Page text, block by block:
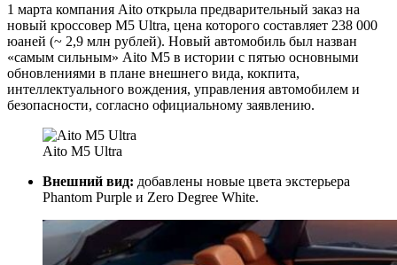
1 марта компания Aito открыла предварительный заказ на
новый кроссовер M5 Ultra, цена которого составляет 238 000
юаней (~ 2,9 млн рублей). Новый автомобиль был назван
«самым сильным» Aito M5 в истории с пятью основными
обновлениями в плане внешнего вида, кокпита,
интеллектуального вождения, управления автомобилем и
безопасности, согласно официальному заявлению.
Aito M5 Ultra
Внешний вид: добавлены новые цвета экстерьера
Phantom Purple и Zero Degree White.